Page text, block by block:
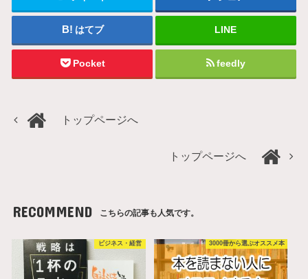
はてブ LINE
Pocket feedly
トップページへ
トップページへ
RECOMMEND こちらの記事も人気です。
ビジネス・経営 3000冊から選ぶオススメ本